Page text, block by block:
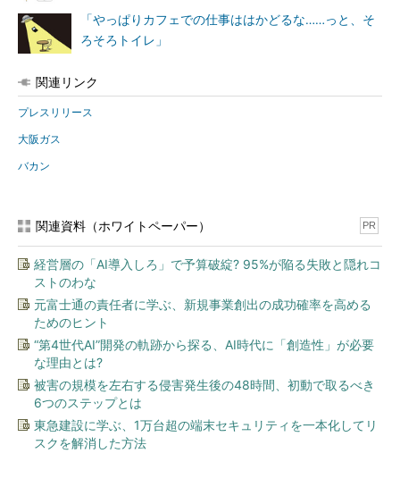
「やっぱりカフェでの仕事ははかどるな……っと、そ
ろそろトイレ」
関連リンク
プレスリリース
大阪ガス
バカン
関連資料（ホワイトペーパー） PR
経営層の「AI導入しろ」で予算破綻? 95%が陥る失敗と隠れコ
ストのわな
元富士通の責任者に学ぶ、新規事業創出の成功確率を高める
ためのヒント
“第4世代AI”開発の軌跡から探る、AI時代に「創造性」が必要
な理由とは?
被害の規模を左右する侵害発生後の48時間、初動で取るべき
6つのステップとは
東急建設に学ぶ、1万台超の端末セキュリティを一本化してリ
スクを解消した方法